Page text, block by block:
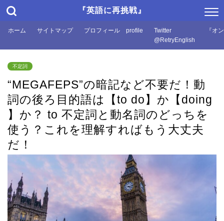
『英語に再挑戦』
ホーム サイトマップ プロフィール profile
Twitter
@RetryEnglish
『オ
不定詞
“MEGAFEPS”の暗記など不要だ！動
詞の後ろ目的語は【to do】か【doing
】か？ to 不定詞と動名詞のどっちを
使う？これを理解すればもう大丈夫
だ！